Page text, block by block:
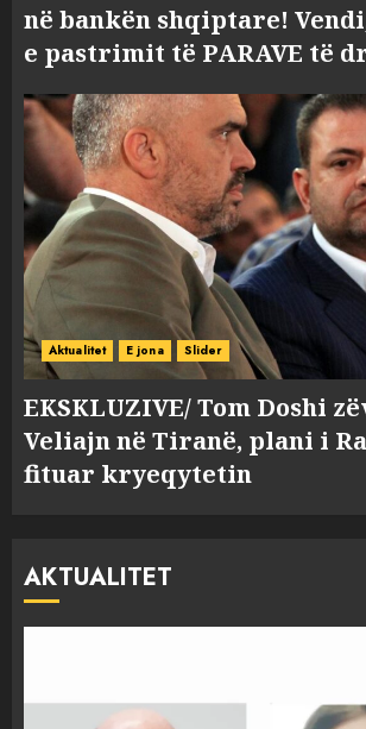
në bankën shqiptare!
e pastrimit të PARAVE të
Aktualitet E jona Slider
EKSKLUZIVE/ Tom Doshi
Veliajn në Tiranë, plani i
fituar kryeqytetin
AKTUALITET